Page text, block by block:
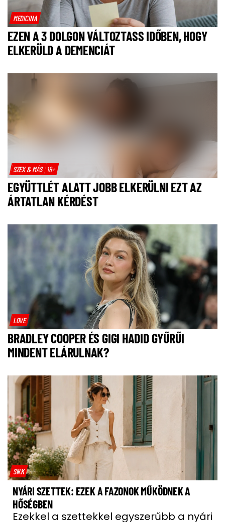
MEDICINA
EZEN A 3 DOLGON VÁLTOZTASS IDŐBEN, HOGY
ELKERÜLD A DEMENCIÁT
SZEX & MÁS 18+
EGYÜTTLÉT ALATT JOBB ELKERÜLNI EZT AZ
ÁRTATLAN KÉRDÉST
LOVE
BRADLEY COOPER ÉS GIGI HADID GYŰRŰI
MINDENT ELÁRULNAK?
SIKK
NYÁRI SZETTEK: EZEK A FAZONOK MŰKÖDNEK A
HŐSÉGBEN
Ezekkel a szettekkel egyszerűbb a nyári